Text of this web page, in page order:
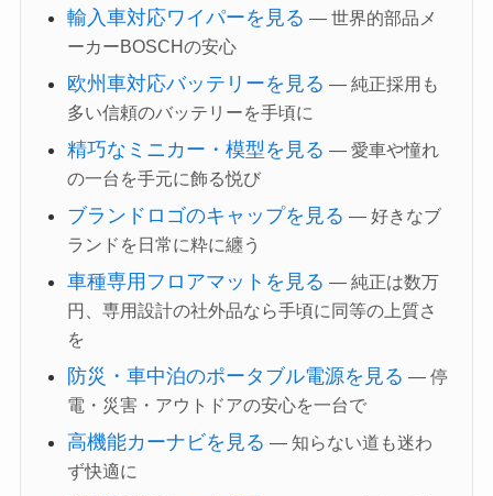
輸入車対応ワイパーを見る — 世界的部品メ
ーカーBOSCHの安心
欧州車対応バッテリーを見る — 純正採用も
多い信頼のバッテリーを手頃に
精巧なミニカー・模型を見る — 愛車や憧れ
の一台を手元に飾る悦び
ブランドロゴのキャップを見る — 好きなブ
ランドを日常に粋に纏う
車種専用フロアマットを見る — 純正は数万
円、専用設計の社外品なら手頃に同等の上質さ
を
防災・車中泊のポータブル電源を見る — 停
電・災害・アウトドアの安心を一台で
高機能カーナビを見る — 知らない道も迷わ
ず快適に